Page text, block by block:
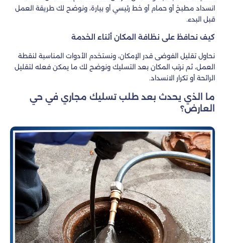
انسداد مطبخ أو حمام أو خط رئيسي أو بيارة، ونوضح لك طريقة العمل
قبل البدء.
كيف نحافظ على نظافة المكان أثناء الخدمة
نحاول تقليل الفوضى قدر الإمكان، ونستخدم الأدوات المناسبة لنقطة
العمل، ثم نرتب المكان بعد التسليك ونوضح لك ما يمكن فعله لتقليل
الرائحة أو تكرار الانسداد.
ما الذي يحدث بعد طلب تسليك مجاري في حي
العارض؟